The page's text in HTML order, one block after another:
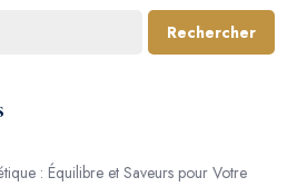
Rechercher
: Équilibre et Saveurs pour Votre